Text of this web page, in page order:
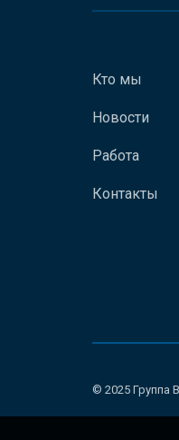
Кто мы
Новости
Работа
Контакты
© 2025 Группа